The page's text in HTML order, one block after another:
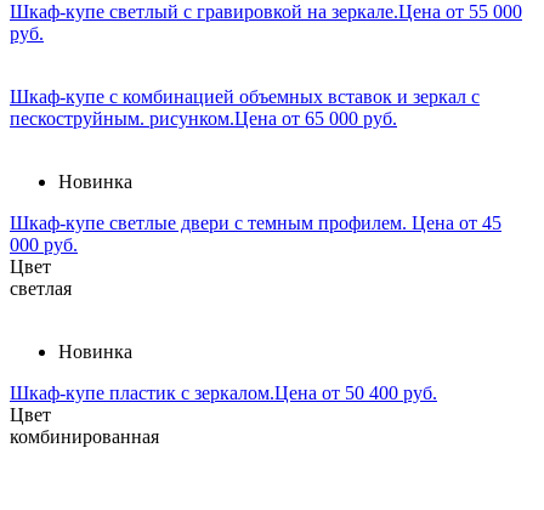
Шкаф-купе светлый с гравировкой на зеркале.Цена от 55 000
руб.
Шкаф-купе с комбинацией объемных вставок и зеркал с
пескоструйным. рисунком.Цена от 65 000 руб.
Новинка
Шкаф-купе светлые двери с темным профилем. Цена от 45
000 руб.
Цвет
светлая
Новинка
Шкаф-купе пластик с зеркалом.Цена от 50 400 руб.
Цвет
комбинированная